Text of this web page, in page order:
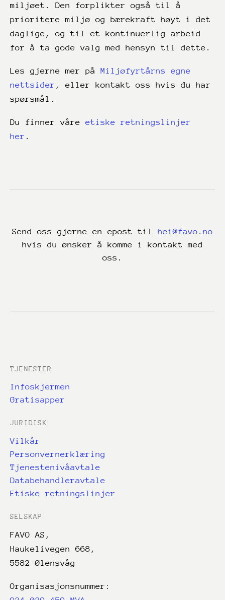
miljøet. Den forplikter også til å
prioritere miljø og bærekraft høyt i det
daglige, og til et kontinuerlig arbeid
for å ta gode valg med hensyn til dette.
Les gjerne mer på Miljøfyrtårns egne
nettsider , eller kontakt oss hvis du har
spørsmål.
Du finner våre etiske retningslinjer
her .
Send oss gjerne en epost til hei@favo.no
hvis du ønsker å komme i kontakt med
oss.
TJENESTER
Infoskjermen
Gratisapper
JURIDISK
Vilkår
Personvernerklæring
Tjenestenivåavtale
Databehandleravtale
Etiske retningslinjer
SELSKAP
FAVO AS,
Haukelivegen 668,
5582 Ølensvåg
Organisasjonsnummer: